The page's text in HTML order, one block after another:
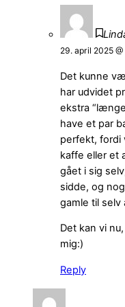
29. april 2025 @
Det kunne
har udvidet
ekstra
have et par
perfekt, fordi
kaffe eller et
gået i sig
sidde, og
gamle til
Det kan vi
mig:)
Reply